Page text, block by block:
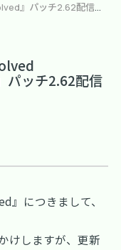
PS4『ARK: Survival Evolved』パッチ2.62配信のお知らせ
パッチ2.62配信
』につきまして、
けしますが、更新